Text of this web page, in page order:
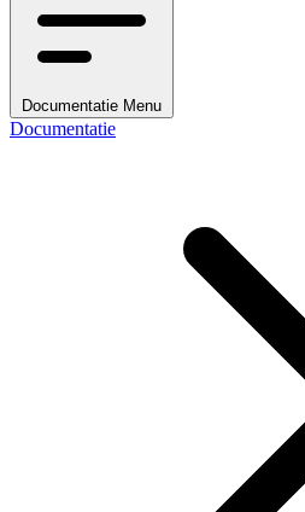
Documentatie Menu
Documentatie